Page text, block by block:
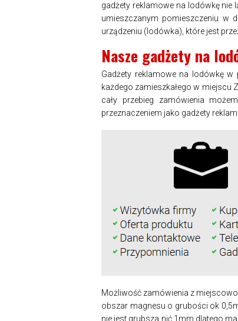
gadżety reklamowe na lodówkę nie
umieszczanym pomieszczeniu w
urządzeniu (lodówka), które jest
Nasze gadżety na
Gadżety reklamowe na lodówkę
każdego zamieszkałego w miejscu
cały przebieg zamówienia
przeznaczeniem jako gadżety
Możliwość zamówienia z
obszar magnesu o grubości ok
nie jest grubsza nić 1mm dlatego